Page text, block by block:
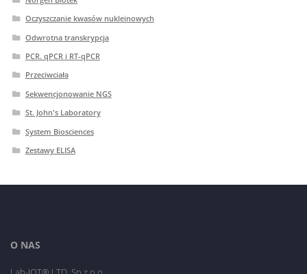
Oczyszczanie kwasów nukleinowych
Odwrotna transkrypcja
PCR. qPCR i RT-qPCR
Przeciwciała
Sekwencjonowanie NGS
St. John's Laboratory
System Biosciences
Zestawy ELISA
O NAS